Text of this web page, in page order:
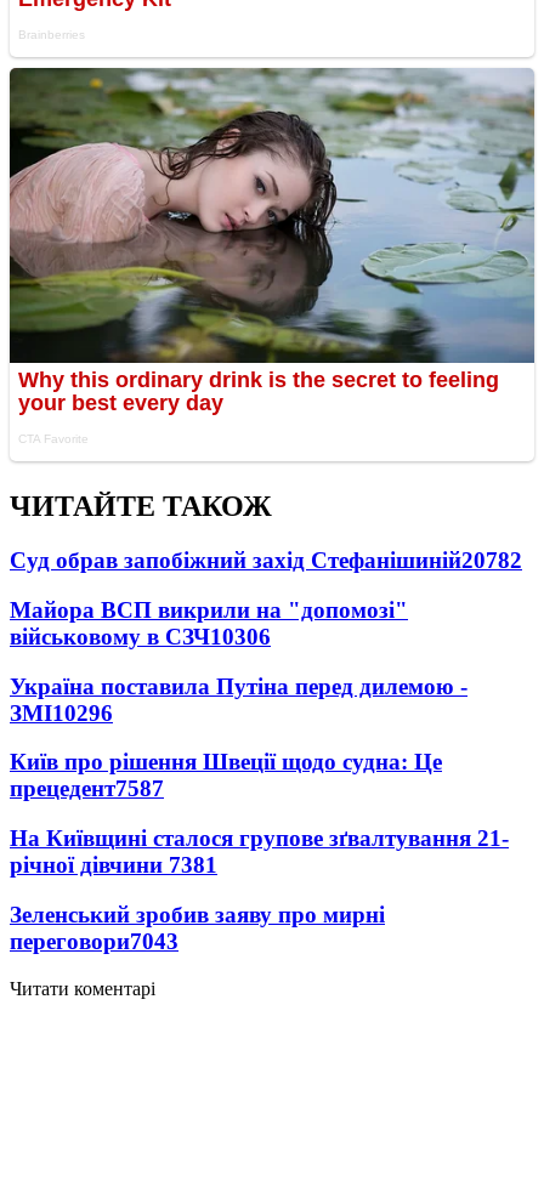
ЧИТАЙТЕ ТАКОЖ
Суд обрав запобіжний захід Стефанішиній20782
Майора ВСП викрили на "допомозі"
військовому в СЗЧ10306
Україна поставила Путіна перед дилемою -
ЗМІ10296
Київ про рішення Швеції щодо судна: Це
прецедент7587
На Київщині сталося групове зґвалтування 21-
річної дівчини 7381
Зеленський зробив заяву про мирні
переговори7043
Читати коментарі